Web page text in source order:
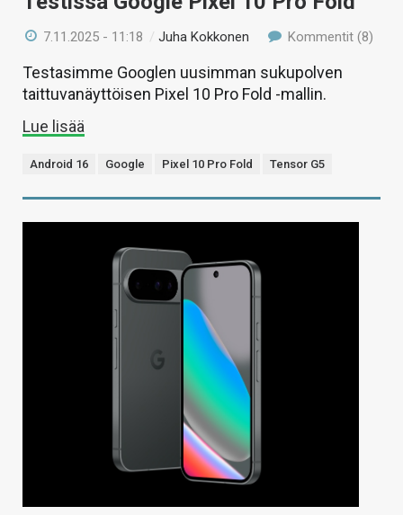
7.11.2025 - 11:18 /Juha Kokkonen Kommentit (8)
Testasimme Googlen uusimman sukupolven
taittuvanäyttöisen Pixel 10 Pro Fold -mallin.
Lue lisää
Android 16 Google Pixel 10 Pro Fold Tensor G5